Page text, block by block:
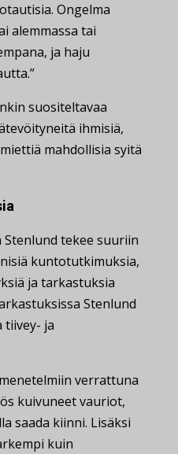
Ongelma
alemmassa tai
ja haju
suositeltavaa
ihmisiä,
mahdollisia syitä
Stenlund tekee suuriin
kuntotutkimuksia,
ja tarkastuksia
Stenlund
tiivey- ja
verrattuna
kuivuneet vauriot,
saada kiinni. Lisäksi
kuin